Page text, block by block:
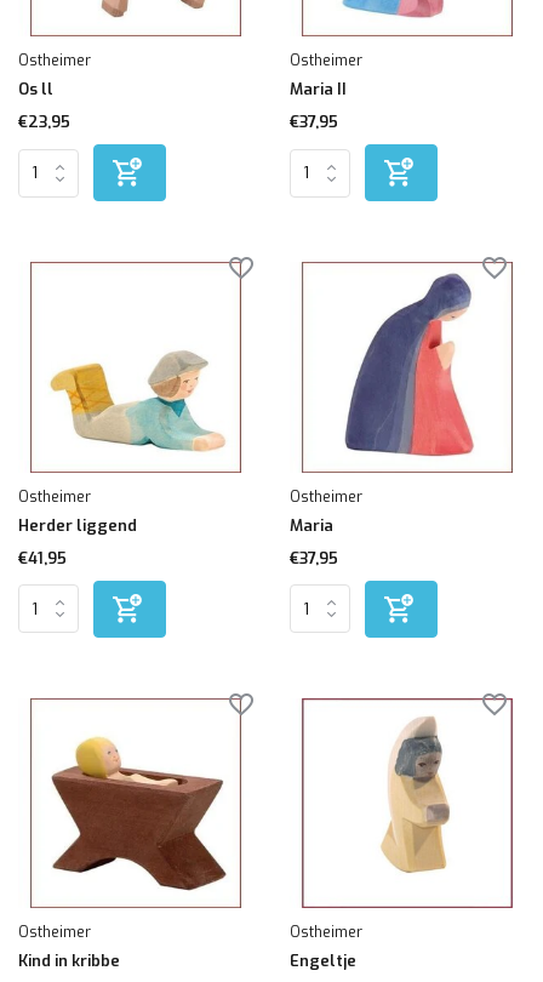
Ostheimer
Os ll
€23,95
Ostheimer
Maria II
€37,95
Ostheimer
Herder liggend
€41,95
Ostheimer
Maria
€37,95
Ostheimer
Kind in kribbe
Ostheimer
Engeltje